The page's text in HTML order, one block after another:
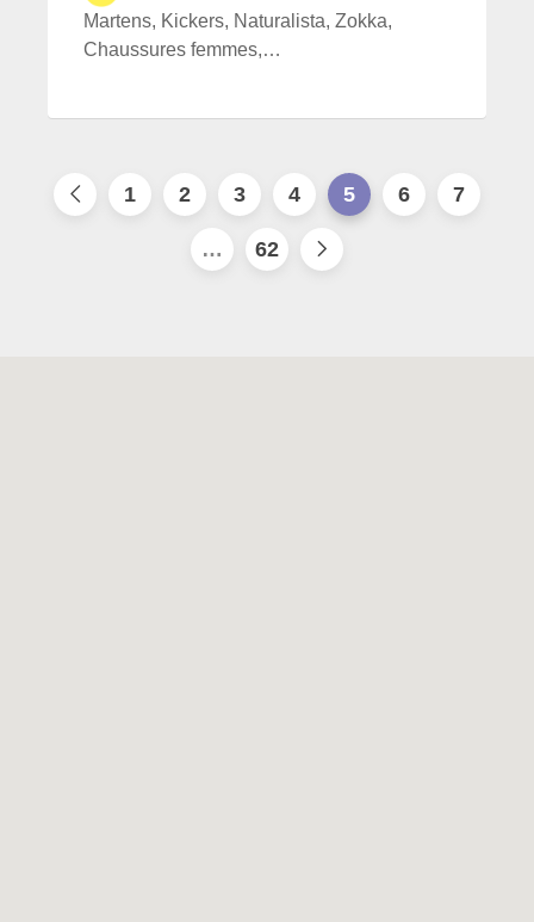
Martens, Kickers, Naturalista, Zokka,
Chaussures femmes,…
1 2 3 4 5 6 7
… 62